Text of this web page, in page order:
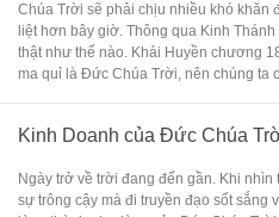
Chúa Trời sẽ phải chịu nhiều khó khăn
liệt hơn bây giờ. Thông qua Kinh
thật như thế nào. Khải Huyền chương
ma quỉ là Đức Chúa Trời, nên chúng ta
Kinh Doanh của Đức Chúa
Ngày trở về trời đang đến gần. Khi
sự trông cậy mà đi truyền đạo sốt sắng